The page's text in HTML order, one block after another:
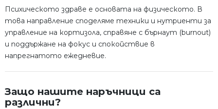
Психическото здраве е основата на физическото. В
това направление споделяме техники и нутриенти за
управление на кортизола, справяне с бърнаут (burnout)
и поддържане на фокус и спокойствие в
напрегнатото ежедневие.
Защо нашите наръчници са
различни?